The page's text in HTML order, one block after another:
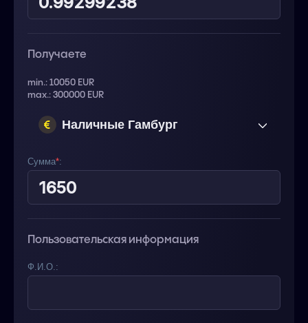
Получаете
min.: 10050 EUR
max.: 300000 EUR
Наличные Гамбург
Сумма*:
Пользовательская информация
Ф.И.О.: